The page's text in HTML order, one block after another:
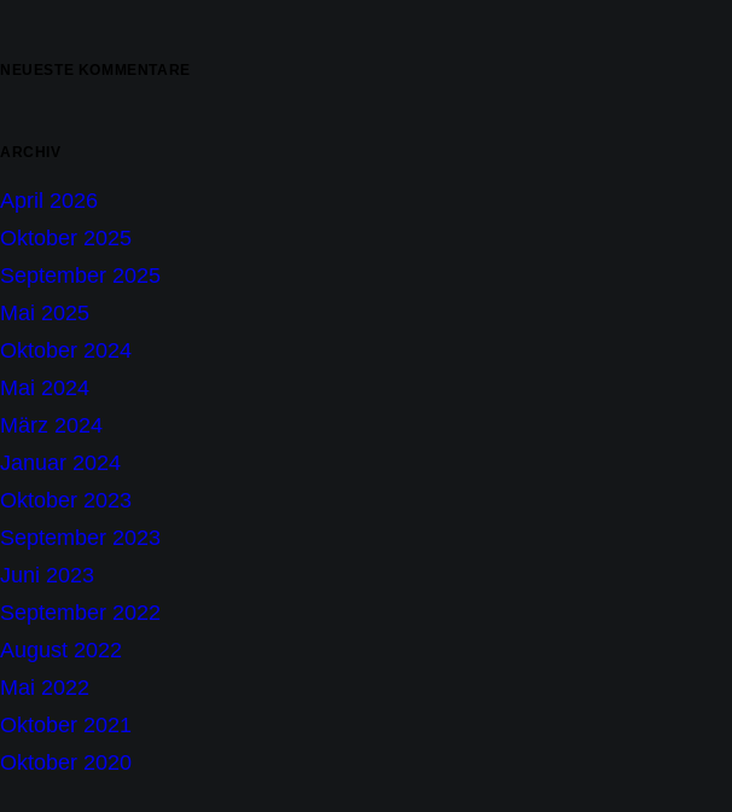
NEUESTE KOMMENTARE
ARCHIV
April 2026
Oktober 2025
September 2025
Mai 2025
Oktober 2024
Mai 2024
März 2024
Januar 2024
Oktober 2023
September 2023
Juni 2023
September 2022
August 2022
Mai 2022
Oktober 2021
Oktober 2020